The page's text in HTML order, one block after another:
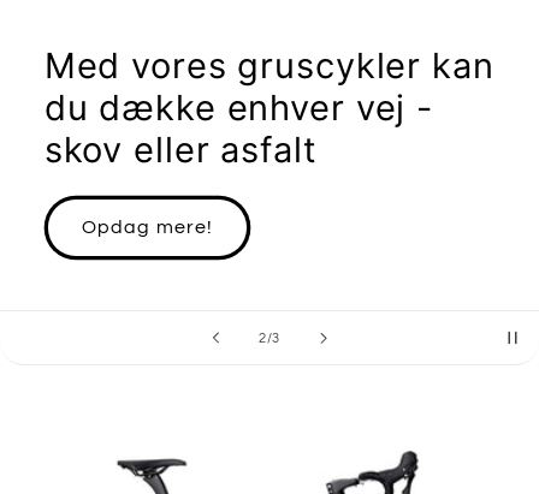
2/af
3
Med vores gruscykler kan
du dække enhver vej -
skov eller asfalt
Opdag mere!